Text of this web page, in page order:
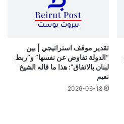
تقدير موقف استراتيجي | بين
“الدولة تفاوض عن نفسها” و”ربط
لبنان بالاتفاق”: هذا ما قاله الشيخ
نعيم
2026-06-18